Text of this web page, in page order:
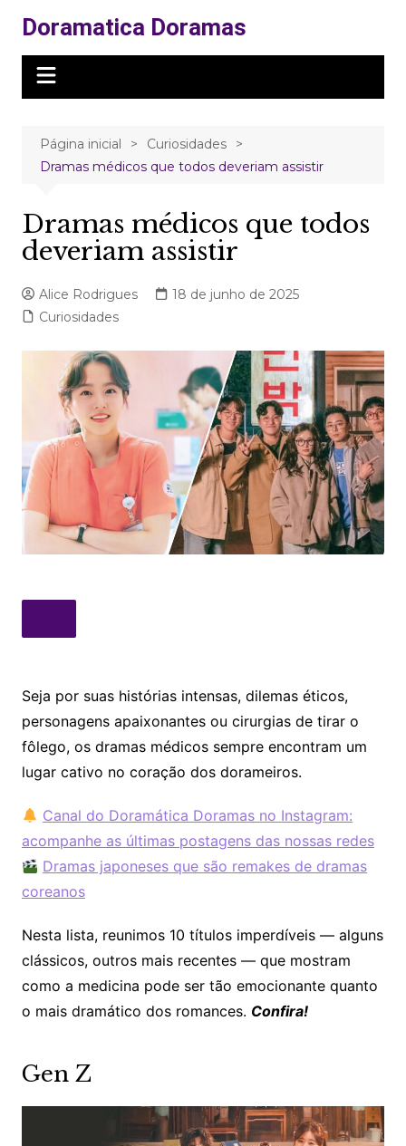
para
conteúdo
Doramatica Doramas
Página inicial
Curiosidades
Dramas médicos que todos deveriam assistir
Dramas médicos que todos
deveriam assistir
Alice Rodrigues
18 de junho de 2025
Curiosidades
Seja por suas histórias intensas, dilemas éticos,
personagens apaixonantes ou cirurgias de tirar o
fôlego, os dramas médicos sempre encontram um
lugar cativo no coração dos dorameiros.
Canal do Doramática Doramas no Instagram:
acompanhe as últimas postagens das nossas redes
Dramas japoneses que são remakes de dramas
coreanos
Nesta lista, reunimos 10 títulos imperdíveis — alguns
clássicos, outros mais recentes — que mostram
como a medicina pode ser tão emocionante quanto
o mais dramático dos romances. Confira!
Gen Z